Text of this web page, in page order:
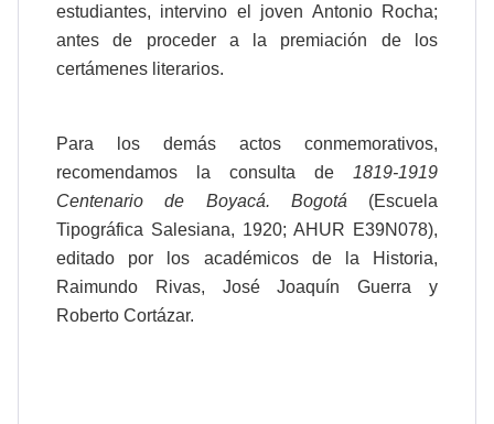
estudiantes, intervino el joven Antonio Rocha;
antes de proceder a la premiación de los
certámenes literarios.
Para los demás actos conmemorativos,
recomendamos la consulta de 1819-1919
Centenario de Boyacá. Bogotá (Escuela
Tipográfica Salesiana, 1920; AHUR E39N078),
editado por los académicos de la Historia,
Raimundo Rivas, José Joaquín Guerra y
Roberto Cortázar.